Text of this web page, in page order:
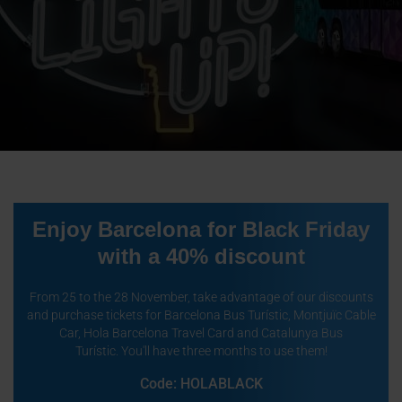
Enjoy Barcelona for Black Friday
with a 40% discount
From 25 to the 28 November, take advantage of our discounts
and purchase tickets for Barcelona Bus Turístic, Montjuïc Cable
Car, Hola Barcelona Travel Card and Catalunya Bus
Turístic. You'll have three months to use them!
Code: HOLABLACK